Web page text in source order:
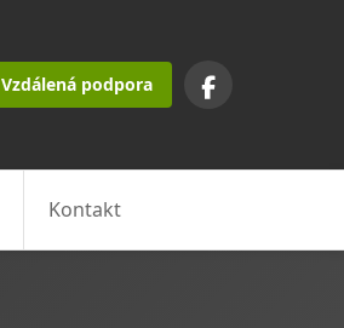
Vzdálená podpora
Kontakt